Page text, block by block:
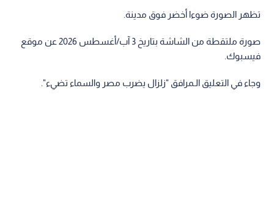
تظهر الصورة ضوءا أخضر فوق مدينة.
صورة ملتقطة من الشاشة بتاريخ 3 آب/أغسطس 2026 عن موقع
فيسبوك.
وجاء في التعليق الـمرافق "زلزال يضرب مصر والسماء تضيء".